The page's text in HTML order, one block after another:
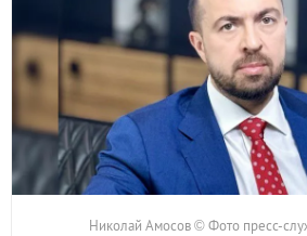
Николай Амосов © Фото пресс-